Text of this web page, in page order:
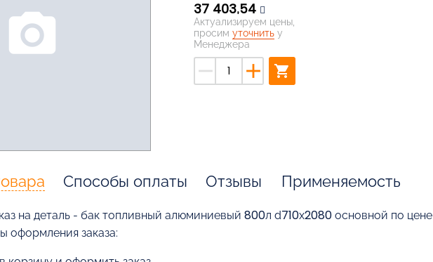
photo_camera 37 403,54
Актуализируем цены,
просим уточнитьу
Менеджера
remove add shopping_cart
Способы оплаты Отзывы Применяемость
на деталь - бак топливный алюминиевый 800л d710х2080 основной по цене
оформления заказа: